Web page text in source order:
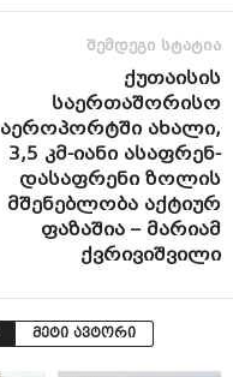
შემდეგი სტატია
ქუთაისის
საერთაშორისო
აეროპორტში ახალი,
3,5 კმ-იანი ასაფრენ-
დასაფრენი ზოლის
მშენებლობა აქტიურ
ფაზაშია – მარიამ
ქვრივიშვილი
მეტი ავტორი